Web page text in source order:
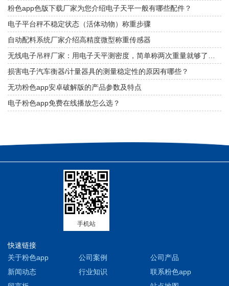
粉色app色版下载厂家为您介绍电子天平一般有哪些配件？
电子平台秤不稳定状态（活体动物）称重步骤
自动配料系统厂家介绍高精度微型称重传感器
损害电子汽车衡器/计量器具的测量稳定性的原因有哪些？
无功粉色app安卓破解版的产品参数及特点
电子粉色app免费在线播放怎么选？
手机站
快速链接
关于粉色app
公司案例
公司产品
新闻动态
行业知识
联系粉色app